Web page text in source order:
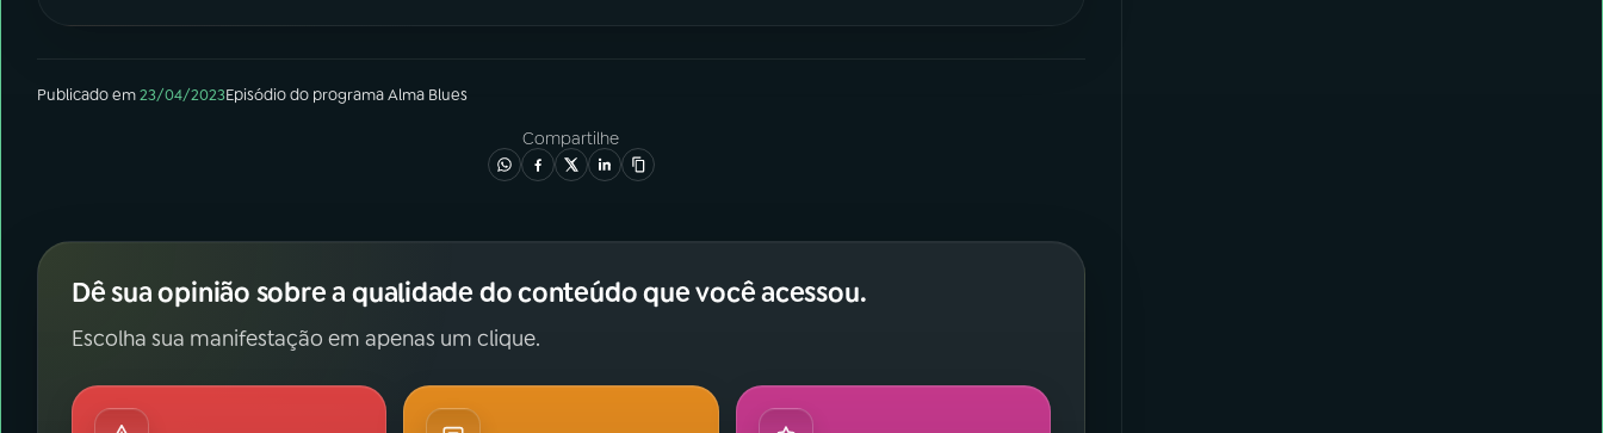
Publicado em23/04/2023Episódiodo programaAlma Blues
Compartilhe
Dê sua opinião sobre a qualidade do conteúdo que você acessou.
Escolha sua manifestação em apenas um clique.